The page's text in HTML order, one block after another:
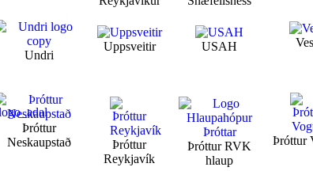
Undri
Uppsveitir USAH
Þróttur
Neskaupstað
Þróttur
Reykjavík
Þróttur RVK
hlaup
Þróttur